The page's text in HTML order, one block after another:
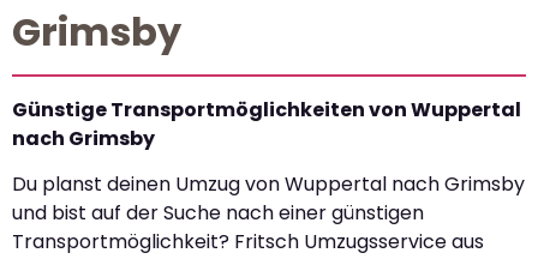
Grimsby
Günstige Transportmöglichkeiten von Wuppertal
nach Grimsby
Du planst deinen Umzug von Wuppertal nach Grimsby
und bist auf der Suche nach einer günstigen
Transportmöglichkeit? Fritsch Umzugsservice aus